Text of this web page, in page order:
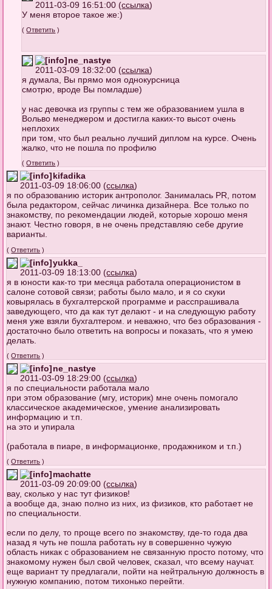
2011-03-09 16:51:00 (ссылка)
У меня второе такое же:)
(Ответить )
ne_nastye
2011-03-09 18:32:00 (ссылка)
я думала, Вы прямо моя однокурсница
смотрю, вроде Вы помладше)
у нас девочка из группы с тем же образованием ушла в
Вольво менеджером и достигла каких-то высот очень
неплохих
при том, что был реально лучший диплом на курсе. Очень
жалко, что не пошла по профилю
(Ответить )
kifadika
2011-03-09 18:06:00 (ссылка)
я по образованию историк антрополог. Занималась PR, потом
была редактором, сейчас личинка дизайнера. Все только по
знакомству, по рекомендации людей, которые хорошо меня
знают. Честно говоря, в не очень представляю себе другие
варианты.
(Ответить )
yukka_
2011-03-09 18:13:00 (ссылка)
я в юности как-то три месяца работала операционистом в
салоне сотовой связи; работы было мало, и я со скуки
ковырялась в бухгалтерской программе и расспрашивала
заведующего, что да как тут делают - и на следующую работу
меня уже взяли бухгалтером. и неважно, что без образования -
достаточно было ответить на вопросы и показать, что я умею
делать.
(Ответить )
ne_nastye
2011-03-09 18:29:00 (ссылка)
я по специальности работала мало
при этом образование (мгу, историк) мне очень помогало
классическое академическое, умение анализировать
информацию и т.п.
на это и упирала
(работала в пиаре, в информационке, продажником и т.п.)
(Ответить )
machatte
2011-03-09 20:09:00 (ссылка)
вау, сколько у нас тут физиков!
а вообще да, знаю полно из них, из физиков, кто работает не
по специальности.
если по делу, то проще всего по знакомству, где-то года два
назад я чуть не пошла работать ну в совершенно чужую
область никак с образованием не связанную просто потому, что
знакомому нужен был свой человек, сказал, что всему научат.
еще вариант ту предлагали, пойти на нейтральную должность в
нужную компанию, потом тихонько перейти.